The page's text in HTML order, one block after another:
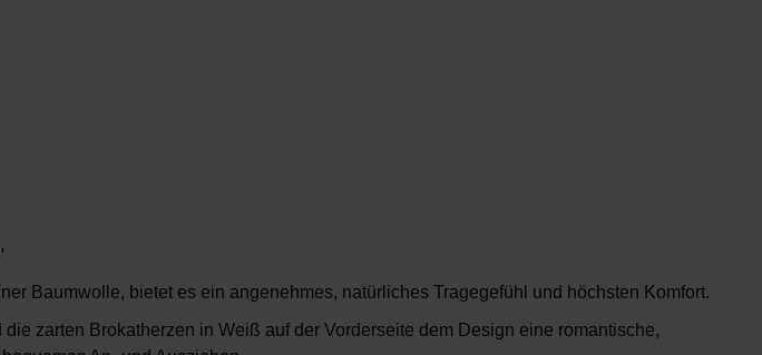
Baumwolle, bietet es ein angenehmes, natürliches Tragegefühl und höchsten Komfort.
die zarten Brokatherzen in Weiß auf der Vorderseite dem Design eine romantische,